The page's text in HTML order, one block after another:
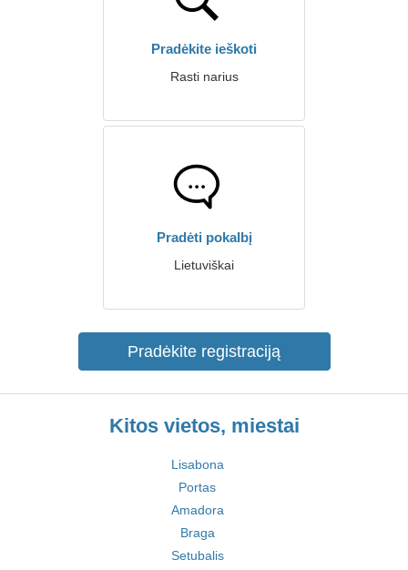
Pradėkite ieškoti
Rasti narius
Pradėti pokalbį
Lietuviškai
Pradėkite registraciją
Kitos vietos, miestai
Lisabona
Portas
Amadora
Braga
Setubalis